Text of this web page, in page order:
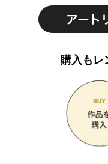
購入もレ